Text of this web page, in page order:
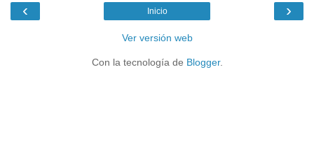
‹ ›
Inicio
Ver versión web
Con la tecnología de Blogger.